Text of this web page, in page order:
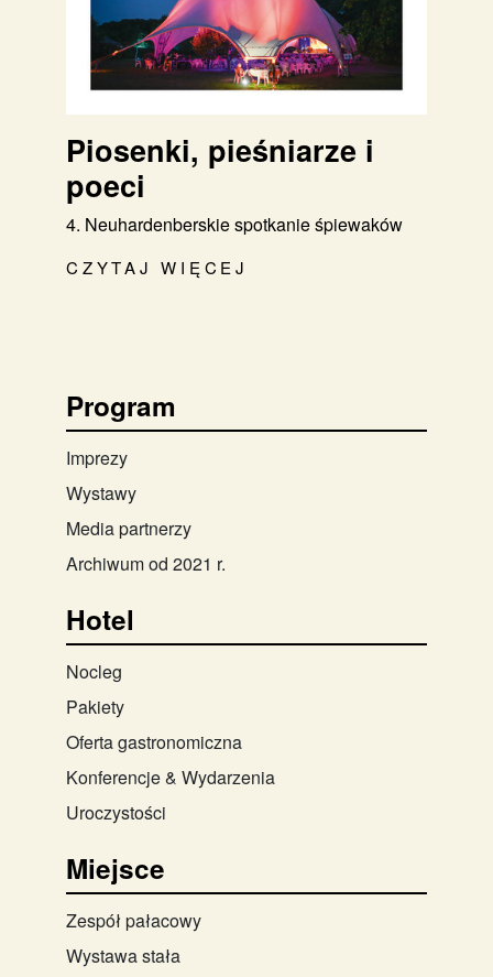
Piosenki, pieśniarze i
poeci
4. Neuhardenberskie spotkanie śpiewaków
CZYTAJ WIĘCEJ
Program
Imprezy
Wystawy
Media partnerzy
Archiwum od 2021 r.
Hotel
Nocleg
Pakiety
Oferta gastronomiczna
Konferencje & Wydarzenia
Uroczystości
Miejsce
Zespół pałacowy
Wystawa stała